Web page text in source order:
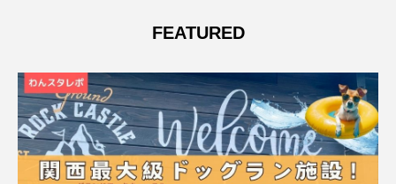
FEATURED